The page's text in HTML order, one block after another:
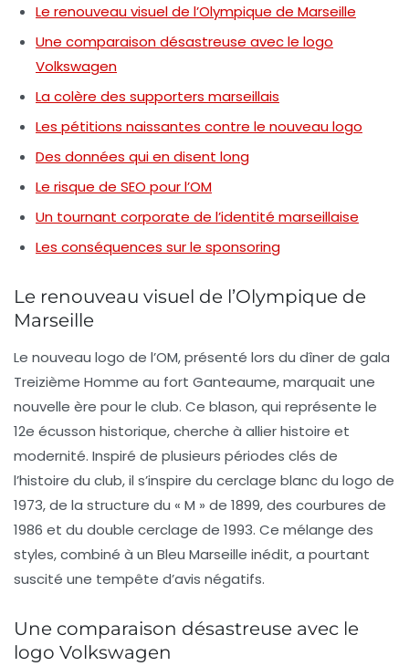
Le renouveau visuel de l’Olympique de Marseille
Une comparaison désastreuse avec le logo
Volkswagen
La colère des supporters marseillais
Les pétitions naissantes contre le nouveau logo
Des données qui en disent long
Le risque de SEO pour l’OM
Un tournant corporate de l’identité marseillaise
Les conséquences sur le sponsoring
Le renouveau visuel de l’Olympique de
Marseille
Le nouveau logo de l’OM, présenté lors du dîner de gala
Treizième Homme au fort Ganteaume, marquait une
nouvelle ère pour le club. Ce blason, qui représente le
12e écusson historique, cherche à allierhistoire et
modernité. Inspiré de plusieurs périodes clés de
l’histoire du club, il s’inspire du cerclage blanc du logo de
1973, de la structure du « M » de 1899, des courbures de
1986 et du double cerclage de 1993. Ce mélange des
styles, combiné à un Bleu Marseille inédit, a pourtant
suscité une tempête d’avis négatifs.
Une comparaison désastreuse avec le
logo Volkswagen